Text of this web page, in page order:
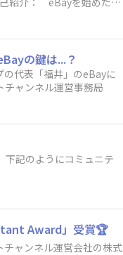
ぜひFedExをご活用くだ
んとののコミュニケー
ばれた、このサービ
品が売れた”・”今日の売
う。 同じような境遇の
ったらいいのに”、”こん
きないことなんでもお気
ぶやきを投稿してみ て
ンネルの使い方や、新し
に関する最新情報も発
報も発信します。5．M
わせ業務自体は終了し
像」「表示名」「自己紹
への投稿の仕方＞両メ
しい投稿を作ることがで
の鍵は...？
代表「福井」のeBayに
ャンネル運営事務局
下記のようにコミュニテ
Award」受賞🏆
ャンネル運営会社の株式